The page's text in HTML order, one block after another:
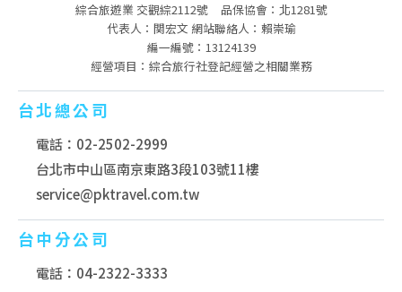
綜合旅遊業 交觀綜2112號
品保協會：北1281號
代表人：関宏文 網站聯絡人：賴崇瑜
編一編號：13124139
經營項目：綜合旅行社登記經營之相關業務
台北總公司
電話：02-2502-2999
台北市中山區南京東路3段103號11樓
service@pktravel.com.tw
台中分公司
電話：04-2322-3333